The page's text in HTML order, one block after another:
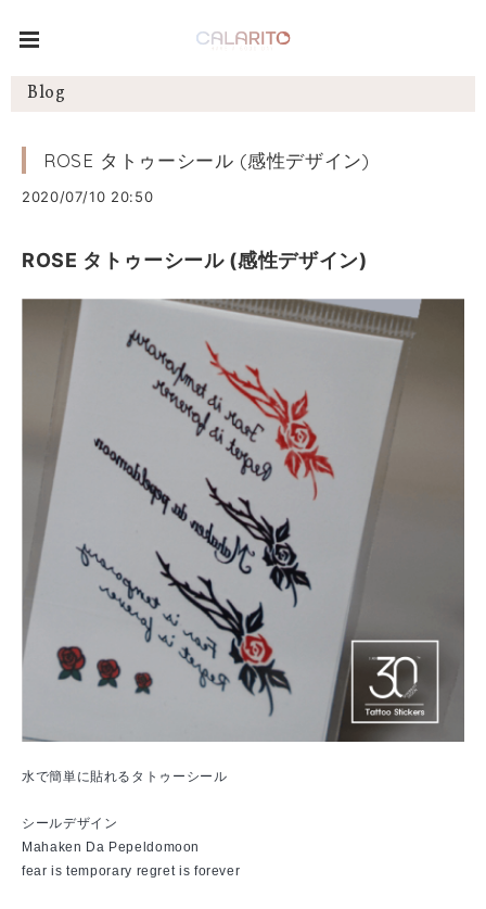
Blog
ROSE タトゥーシール (感性デザイン)
2020/07/10 20:50
ROSE タトゥーシール (感性デザイン)
水で簡単に貼れるタトゥーシール
シールデザイン
Mahaken Da Pepeldomoon
fear is temporary regret is forever